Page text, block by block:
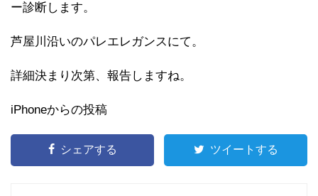
ー診断します。
芦屋川沿いのパレエレガンスにて。
詳細決まり次第、報告しますね。
iPhoneからの投稿
シェアする ツイートする